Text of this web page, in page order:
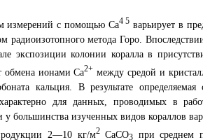
измерений с помощью Са4 5 варьирует в
радиоизотопного метода Горо.
экспозиции колонии коралла в
обмена ионами Са2+ между средой и
кальция. В результате определяемая
для данных, проводимых в
большинства изученных видов кораллов
2—10 кг/м2СаСО3 при среднем